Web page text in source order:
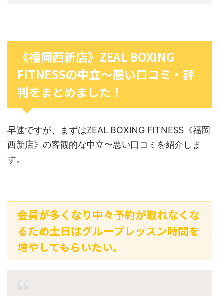
《福岡西新店》ZEAL BOXING
FITNESSの中立〜悪い口コミ・評
判をまとめました！
早速ですが、まずはZEAL BOXING FITNESS《福岡
西新店》の客観的な中立〜悪い口コミを紹介しま
す。
会員が多くなり中々予約が取れなくな
るため土日はグループレッスン時間を
増やしてもらいたい。